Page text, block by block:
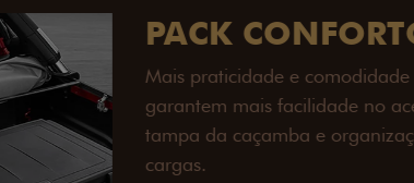
PACK OFF-
Prepare sua picape para
engate de reboque para
lamas e overbumper,
proteção extra para a